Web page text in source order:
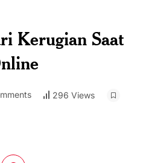
Kerugian Saat
296 Views